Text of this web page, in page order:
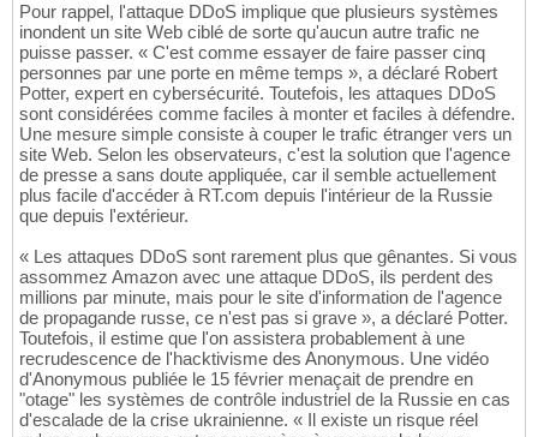
Pour rappel, l'attaque DDoS implique que plusieurs systèmes
inondent un site Web ciblé de sorte qu'aucun autre trafic ne
puisse passer. « C'est comme essayer de faire passer cinq
personnes par une porte en même temps », a déclaré Robert
Potter, expert en cybersécurité. Toutefois, les attaques DDoS
sont considérées comme faciles à monter et faciles à défendre.
Une mesure simple consiste à couper le trafic étranger vers un
site Web. Selon les observateurs, c'est la solution que l'agence
de presse a sans doute appliquée, car il semble actuellement
plus facile d'accéder à RT.com depuis l'intérieur de la Russie
que depuis l'extérieur.
« Les attaques DDoS sont rarement plus que gênantes. Si vous
assommez Amazon avec une attaque DDoS, ils perdent des
millions par minute, mais pour le site d'information de l'agence
de propagande russe, ce n'est pas si grave », a déclaré Potter.
Toutefois, il estime que l'on assistera probablement à une
recrudescence de l'hacktivisme des Anonymous. Une vidéo
d'Anonymous publiée le 15 février menaçait de prendre en
"otage" les systèmes de contrôle industriel de la Russie en cas
d'escalade de la crise ukrainienne. « Il existe un risque réel